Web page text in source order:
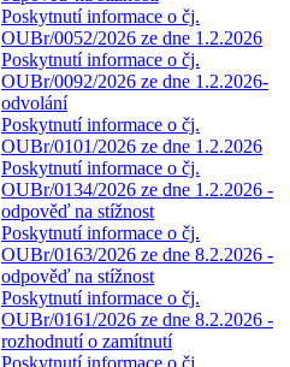
Poskytnutí informace o čj.
OUBr/0052/2026 ze dne 1.2.2026
Poskytnutí informace o čj.
OUBr/0092/2026 ze dne 1.2.2026-
odvolání
Poskytnutí informace o čj.
OUBr/0101/2026 ze dne 1.2.2026
Poskytnutí informace o čj.
OUBr/0134/2026 ze dne 1.2.2026 -
odpověď na stížnost
Poskytnutí informace o čj.
OUBr/0163/2026 ze dne 8.2.2026 -
odpověď na stížnost
Poskytnutí informace o čj.
OUBr/0161/2026 ze dne 8.2.2026 -
rozhodnutí o zamítnutí
Poskytnutí informace o čj.